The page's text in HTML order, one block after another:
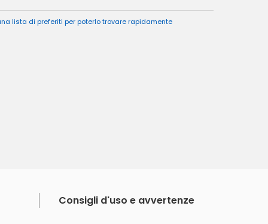
lista di preferiti per poterlo trovare rapidamente
Consigli d'uso e avvertenze